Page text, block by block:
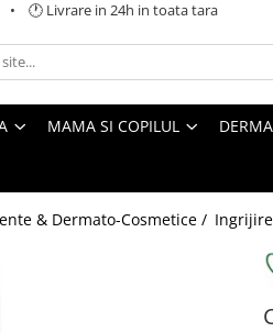
• 🕐 Livrare in 24h in toata tara
MAMA SI COPILUL
& Dermato-Cosmetice /